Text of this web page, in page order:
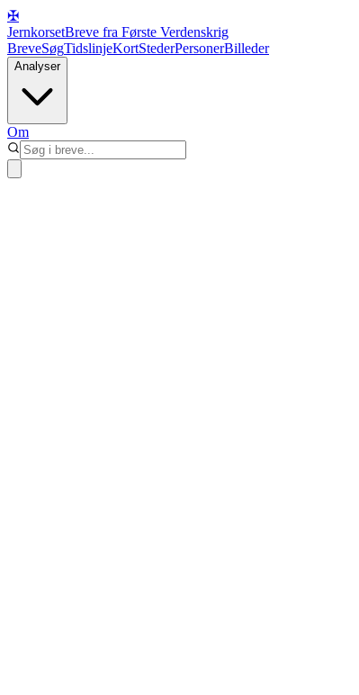
✠
JernkorsetBreve fra Første Verdenskrig
BreveSøgTidslinjeKortStederPersonerBilleder
Analyser
Om